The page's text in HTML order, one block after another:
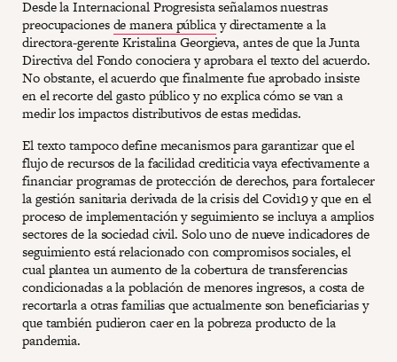
Desde la Internacional Progresista señalamos nuestras
preocupacionesde manera públicay directamente a la
directora-gerente Kristalina Georgieva, antes de que la Junta
Directiva del Fondo conociera y aprobara el texto del acuerdo.
No obstante, el acuerdo que finalmente fue aprobado insiste
en el recorte del gasto público y no explica cómo se van a
medir los impactos distributivos de estas medidas.
El texto tampoco define mecanismos para garantizar que el
flujo de recursos de la facilidad crediticia vaya efectivamente a
financiar programas de protección de derechos, para fortalecer
la gestión sanitaria derivada de la crisis del Covid19 y que en el
proceso de implementación y seguimiento se incluya a amplios
sectores de la sociedad civil. Solo uno de nueve indicadores de
seguimiento está relacionado con compromisos sociales, el
cual plantea un aumento de la cobertura de transferencias
condicionadas a la población de menores ingresos, a costa de
recortarla a otras familias que actualmente son beneficiarias y
que también pudieron caer en la pobreza producto de la
pandemia.